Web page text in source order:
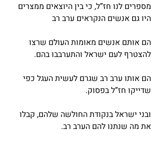
מספרים לנו חז”ל, כי בין היוצאים ממצרים
היו גם אנשים הנקראים ערב רב
הם אותם אנשים מאומות העולם שרצו
להצטרף לעם ישראל והתערבבו בהם.
הם אותו ערב רב שגרם לעשית העגל כפי
שדייקו חז”ל בפסוק.
ובני ישראל בנקודת החולשה שלהם, קבלו
את מה שנתנו להם הערב רב.